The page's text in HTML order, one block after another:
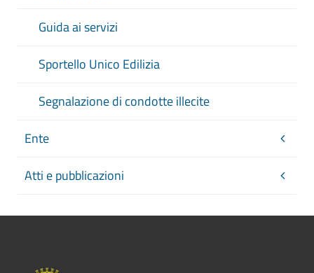
Guida ai servizi
Sportello Unico Edilizia
Segnalazione di condotte illecite
Ente
Atti e pubblicazioni